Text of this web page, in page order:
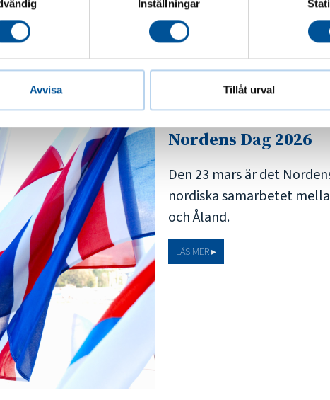
Inställningar
Avvisa Tillåt urval
23.03.2026
Nordens Dag 2026
Den 23 mars är det
nordiska samarbetet
och Åland.
LÄS MER ▸